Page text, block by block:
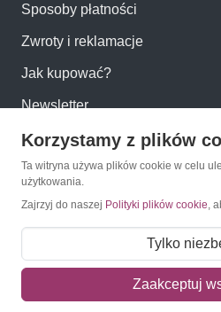
Sposoby płatności
Zwroty i reklamacje
Jak kupować?
Newsletter
Konto
Moje konto
Mój koszyk
Adres dostawy
Korzystamy z plików
Ta witryna używa plików cookie w celu
użytkowania.
Zajrzyj do naszej Polityki plików cookie,
Tylko
Zaakceptuj